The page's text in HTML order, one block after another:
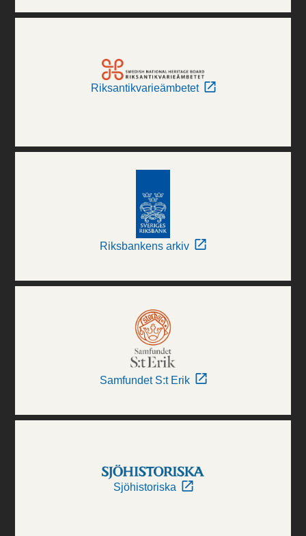
Riksantikvarieämbetet
Riksbankens arkiv
Samfundet S:t Erik
Sjöhistoriska